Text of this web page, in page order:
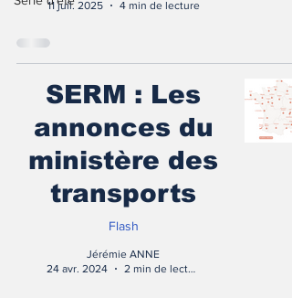
11 juil. 2025
4 min de lecture
SERM : Les
annonces du
ministère des
transports
Flash
Jérémie ANNE
24 avr. 2024
2 min de lecture